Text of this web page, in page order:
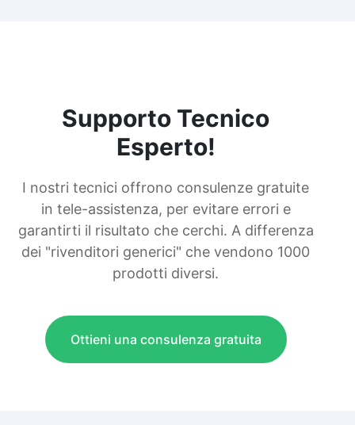
Supporto Tecnico
Esperto!
I nostri tecnici offrono consulenze gratuite
in tele-assistenza, per evitare errori e
garantirti il risultato che cerchi. A differenza
dei "rivenditori generici" che vendono 1000
prodotti diversi.
Ottieni una consulenza gratuita